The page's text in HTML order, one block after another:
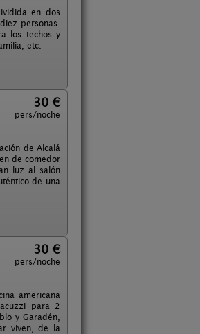
en dos
personas.
los techos y
etc.
30 €
pers/noche
de Alcalá
de comedor
luz al salón
de una
30 €
pers/noche
americana
para 2
y Garadén,
viven, de la